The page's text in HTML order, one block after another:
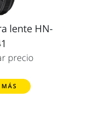
lente HN-
precio